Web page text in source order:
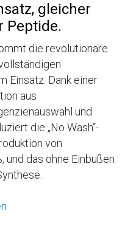
gleicher
Peptide.
die revolutionäre
Einsatz. Dank einer
aus
und
die „No Wash“-
von
und das ohne Einbußen